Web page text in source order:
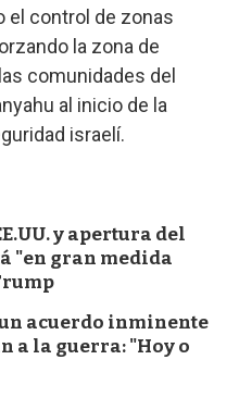
el control de zonas
la zona de
comunidades del
al inicio de la
israelí.
y apertura del
"en gran medida
acuerdo inminente
a la guerra: "Hoy o